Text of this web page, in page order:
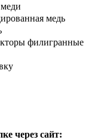
медь
филигранные
через сайт: